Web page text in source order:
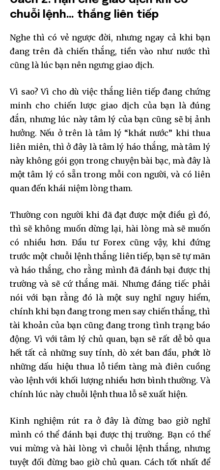
chuỗi lệnh… thắng liên tiếp
Nghe thì có vẻ ngược đời, nhưng ngay cả khi bạn
đang trên đà chiến thắng, tiền vào như nước thì
cũng là lúc bạn nên ngưng giao dịch.
Vì sao? Vì cho dù việc thắng liên tiếp đang chứng
minh cho chiến lược giao dịch của bạn là đúng
đắn, nhưng lúc này tâm lý của bạn cũng sẽ bị ảnh
hưởng. Nếu ở trên là tâm lý “khát nước” khi thua
liên miên, thì ở đây là tâm lý háo thắng, mà tâm lý
này không gói gọn trong chuyện bài bạc, mà đây là
một tâm lý có sẵn trong mỗi con người, và có liên
quan đến khái niệm lòng tham.
Thường con người khi đã đạt được một điều gì đó,
thì sẽ không muốn dừng lại, hài lòng mà sẽ muốn
có nhiều hơn. Đầu tư Forex cũng vậy, khi đứng
trước một chuỗi lệnh thắng liên tiếp, bạn sẽ tự mãn
và háo thắng, cho rằng mình đã đánh bại được thị
trường và sẽ cứ thắng mãi. Nhưng đáng tiếc phải
nói với bạn rằng đó là một suy nghĩ nguy hiểm,
chính khi bạn đang trong men say chiến thắng, thì
tài khoản của bạn cũng đang trong tình trạng báo
động. Vì với tâm lý chủ quan, bạn sẽ rất dễ bỏ qua
hết tất cả những suy tính, dò xét ban đầu, phớt lờ
những dấu hiệu thua lỗ tiềm tàng mà điên cuồng
vào lệnh với khối lượng nhiều hơn bình thường. Và
chính lúc này chuỗi lệnh thua lỗ sẽ xuất hiện.
Kinh nghiệm rút ra ở đây là đừng bao giờ nghĩ
mình có thể đánh bại được thị trường. Bạn có thể
vui mừng và hài lòng vì chuỗi lệnh thắng, nhưng
tuyệt đối đừng bao giờ chủ quan. Cách tốt nhất để